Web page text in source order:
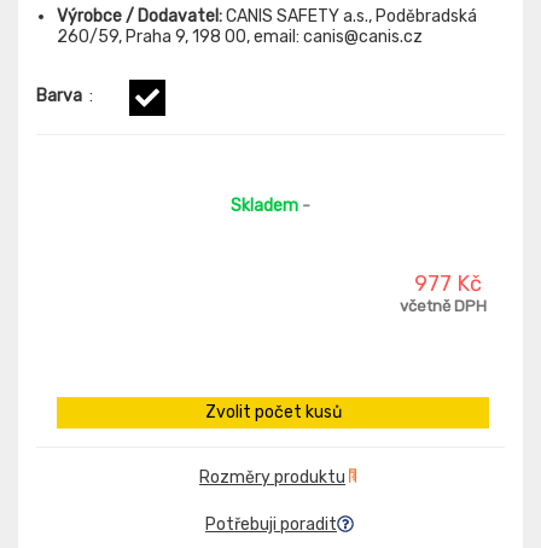
Výrobce / Dodavatel:CANIS SAFETY a.s., Poděbradská
260/59, Praha 9, 198 00, email: canis@canis.cz
Barva :
Skladem -
977 Kč
včetně DPH
Zvolit počet kusů
Rozměry produktu
Potřebuji poradit